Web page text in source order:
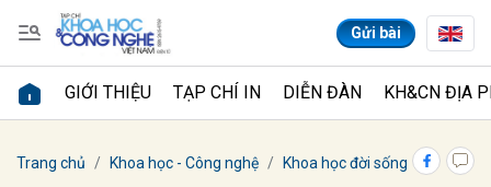
Gửi bài
GIỚI THIỆU TẠP CHÍ IN DIỄN ĐÀN KH&CN ĐỊA
Trang chủ Khoa học - Công nghệ Khoa học đời sống
Gửi bình luận